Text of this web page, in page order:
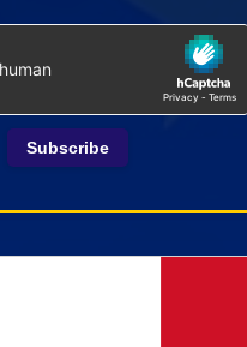
Subscribe